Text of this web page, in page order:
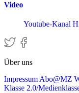
Video
Youtube-Kanal
Über uns
Impressum Abo@MZ
Klasse 2.0/